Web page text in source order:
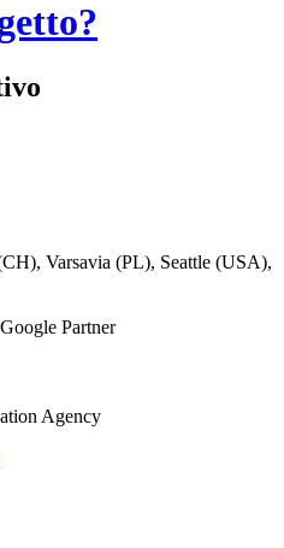
Varsavia (PL), Seattle (USA),
Agency